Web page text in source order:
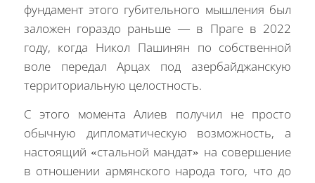
фундамент этого губительного мышления был
заложен гораздо раньше — в Праге в 2022
году, когда Никол Пашинян по собственной
воле передал Арцах под азербайджанскую
территориальную целостность.
С этого момента Алиев получил не просто
обычную дипломатическую возможность, а
настоящий «стальной мандат» на совершение
в отношении армянского народа того, что до